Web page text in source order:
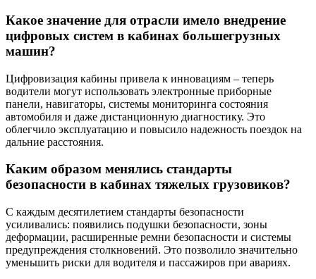
Какое значение для отрасли имело внедрение
цифровых систем в кабинах большегрузных
машин?
Цифровизация кабины привела к инновациям – теперь
водители могут использовать электронные приборные
панели, навигаторы, системы мониторинга состояния
автомобиля и даже дистанционную диагностику. Это
облегчило эксплуатацию и повысило надежность поездок на
дальние расстояния.
Каким образом менялись стандарты
безопасности в кабинах тяжелых грузовиков?
С каждым десятилетием стандарты безопасности
усиливались: появились подушки безопасности, зоны
деформации, расширенные ремни безопасности и системы
предупреждения столкновений. Это позволило значительно
уменьшить риски для водителя и пассажиров при авариях.